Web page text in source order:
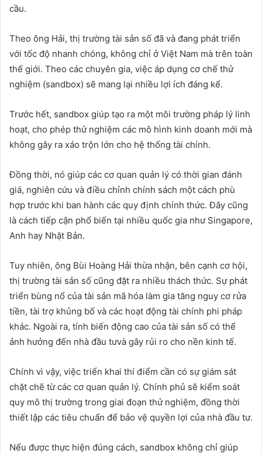
cầu.
Theo ông Hải, thị trường tài sản số đã và đang phát triển
với tốc độ nhanh chóng, không chỉ ở Việt Nam mà trên toàn
thế giới. Theo các chuyên gia, việc áp dụng cơ chế thử
nghiệm (sandbox) sẽ mang lại nhiều lợi ích đáng kể.
Trước hết, sandbox giúp tạo ra một môi trường pháp lý linh
hoạt, cho phép thử nghiệm các mô hình kinh doanh mới mà
không gây ra xáo trộn lớn cho hệ thống tài chính.
Đồng thời, nó giúp các cơ quan quản lý có thời gian đánh
giá, nghiên cứu và điều chỉnh chính sách một cách phù
hợp trước khi ban hành các quy định chính thức. Đây cũng
là cách tiếp cận phổ biến tại nhiều quốc gia như Singapore,
Anh hay Nhật Bản.
Tuy nhiên, ông Bùi Hoàng Hải thừa nhận, bên cạnh cơ hội,
thị trường tài sản số cũng đặt ra nhiều thách thức. Sự phát
triển bùng nổ của tài sản mã hóa làm gia tăng nguy cơ rửa
tiền, tài trợ khủng bố và các hoạt động tài chính phi pháp
khác. Ngoài ra, tính biến động cao của tài sản số có thể
ảnh hưởng đến nhà đầu tưvà gây rủi ro cho nền kinh tế.
Chính vì vậy, việc triển khai thí điểm cần có sự giám sát
chặt chẽ từ các cơ quan quản lý. Chính phủ sẽ kiểm soát
quy mô thị trường trong giai đoạn thử nghiệm, đồng thời
thiết lập các tiêu chuẩn để bảo vệ quyền lợi của nhà đầu tư.
Nếu được thực hiện đúng cách, sandbox không chỉ giúp